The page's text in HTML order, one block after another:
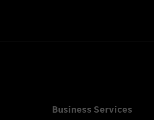
Business Services